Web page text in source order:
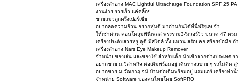
เครื่องสำอาง MAC Lightful Ultracharge Foundation SPF 25
งานง่าย รวยเร็ว แค่คลิ๊ก!!
ขายแมวลูกครึ่งเปอร์เซีย
อยากลดความอ้วน อยากหุ่นดี มาอ่านกันได้ที่นี่ฟรีๆเลยจ้า
ให้เช่าด่วน คอนโดลุมพินีเพลส พระราม3-ริเวอร์วิว ขนาด 47 ตรม
เครื่องประดับสวยหรู ดูดี มีสไตล์ ทั้ง แหวน สร้อยคอ สร้อยข้อมือ ก
เครื่องสำอาง Nars Eye Makeup Remover
จำหน่ายของเล่น และของใช้ สำหรับเด็ก นำเข้าจากต่างประเทศ ร
อยากขาย ม.วิสาหกิจ ต่อเติมพร้อมอยู่ เดินทางสบาย ๆ รถไม่ติด
อยากขาย ม.วัฒกาญจน์ บ้านต่อเติมพร้อมอยู่ แถมแอร์ เครื่องทำน้
จำหน่าย Software ของคนไทยโดย SoftPRO